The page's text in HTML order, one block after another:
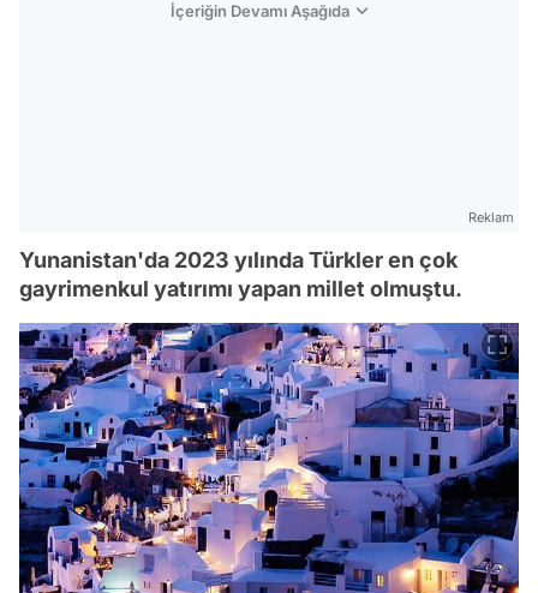
İçeriğin Devamı Aşağıda
Reklam
Yunanistan'da 2023 yılında Türkler en çok
gayrimenkul yatırımı yapan millet olmuştu.